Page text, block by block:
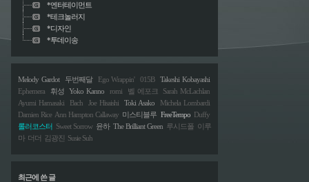
*엔터테이먼트
*테크놀러지
*디자인
*투데이송
Melody Gardot 두번째달 Ego Wrappin' 015B
Takeshi Kobayashi
Ephemera
휘성 Yoko Kanno romi 벨 에포크
Sarah McLachlan
Ayumi Hamasaki
Bach Joe Hisaishi Toki Asako
Michela Lombardi
Damien Rice Ann Hampton Callaway 미스티블루 FreeTempo Duffy
롤러코스터 Sweet Sorrow 윤하 The Brilliant Green 루시드폴 이루
마 더더 김광진 Susie Suh
최근에 쓴 글